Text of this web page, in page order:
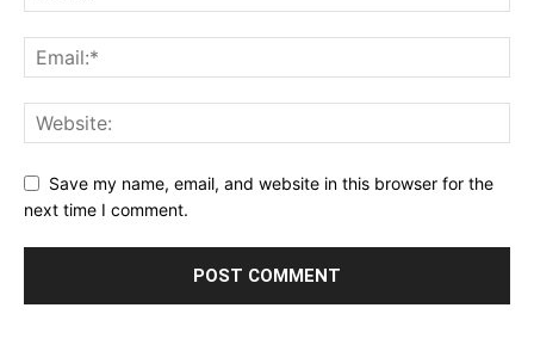
Save my name, email, and website in this browser for the
next time I comment.